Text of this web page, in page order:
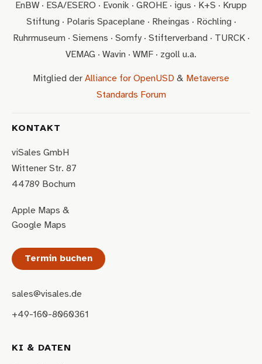
EnBW · ESA/ESERO · Evonik · GROHE · igus · K+S · Krupp
Stiftung · Polaris Spaceplane · Rheingas · Röchling ·
Ruhrmuseum · Siemens · Somfy · Stifterverband · TURCK ·
VEMAG · Wavin · WMF · zgoll u.a.
Mitglied der Alliance for OpenUSD & Metaverse
Standards Forum
KONTAKT
viSales GmbH
Wittener Str. 87
44789 Bochum
Apple Maps &
Google Maps
Termin buchen
sales@visales.de
+49-160-8060361
KI & DATEN